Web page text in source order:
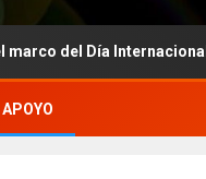
Internacional de los